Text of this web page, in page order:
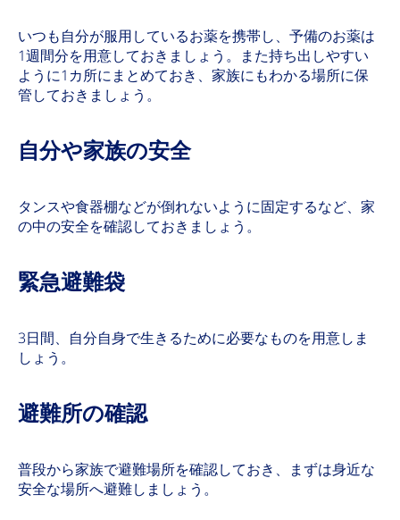
いつも自分が服用しているお薬を携帯し、予備のお薬は
1週間分を用意しておきましょう。また持ち出しやすい
ように1カ所にまとめておき、家族にもわかる場所に保
管しておきましょう。
自分や家族の安全
タンスや食器棚などが倒れないように固定するなど、家
の中の安全を確認しておきましょう。
緊急避難袋
3日間、自分自身で生きるために必要なものを用意しま
しょう。
避難所の確認
普段から家族で避難場所を確認しておき、まずは身近な
安全な場所へ避難しましょう。